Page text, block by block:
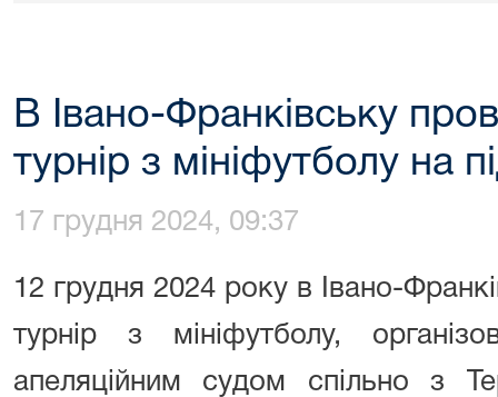
В Івано-Франківську
турнір з мініфутболу на
17 грудня 2024, 09:37
12 грудня 2024 року в Івано-
турнір з мініфутболу,
апеляційним судом спільно з